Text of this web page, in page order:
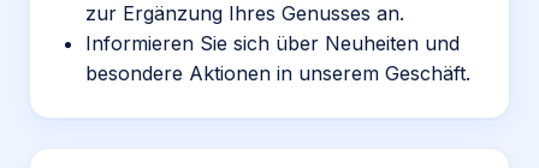
zur Ergänzung Ihres Genusses an.
Informieren Sie sich über Neuheiten und
besondere Aktionen in unserem Geschäft.